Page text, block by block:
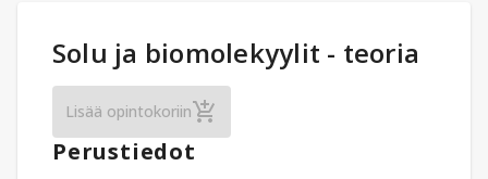
Opintotiedot:
Solu ja biomolekyylit - teoria
Lisää opintokoriinSolu ja biomolekyylit - teoria
Perustiedot